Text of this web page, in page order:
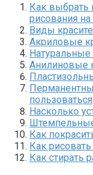
Как выбрать
рисования на
Виды
Акриловые
Натуральные
Анилиновые
пользоваться
Насколько
Как
Как
Как стирать